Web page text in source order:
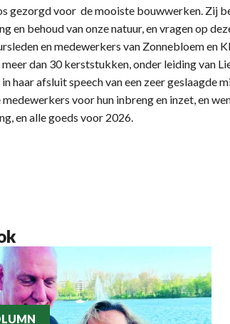
gezorgd voor de mooiste bouwwerken. Zij
en behoud van onze natuur, en vragen op
en medewerkers van Zonnebloem en
meer dan 30 kerststukken, onder leiding van
in haar afsluit speech van een zeer geslaagde
voor hun inbreng en inzet, en
en alle goeds voor 2026.